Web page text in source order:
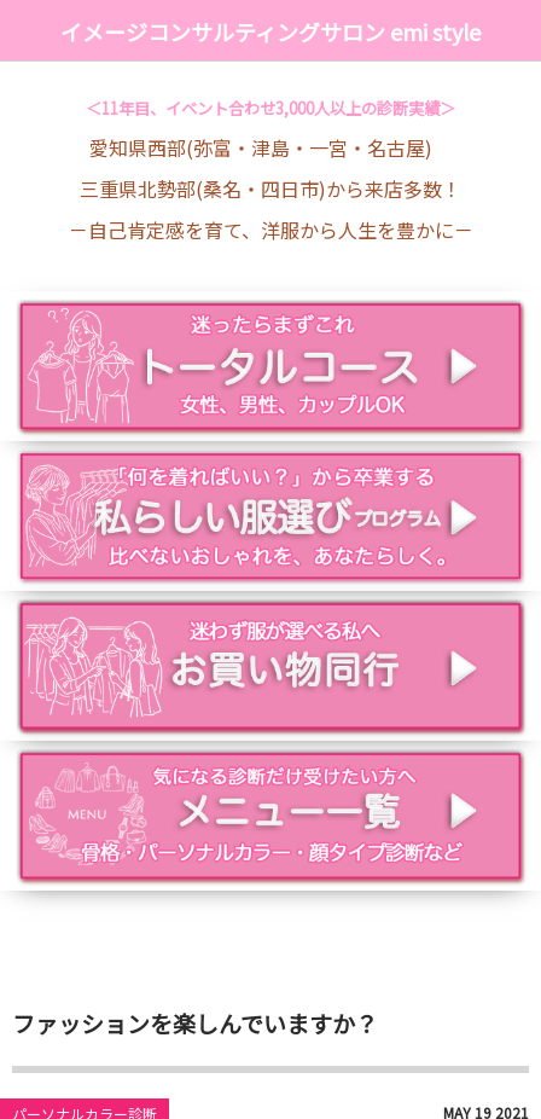
イメージコンサルティングサロン emi style
＜11年目、イベント合わせ3,000人以上の診断実績＞
愛知県西部(弥富・津島・一宮・名古屋)
三重県北勢部(桑名・四日市)から来店多数！
－自己肯定感を育て、洋服から人生を豊かに－
ファッションを楽しんでいますか？
パーソナルカラー診断 MAY 19 2021